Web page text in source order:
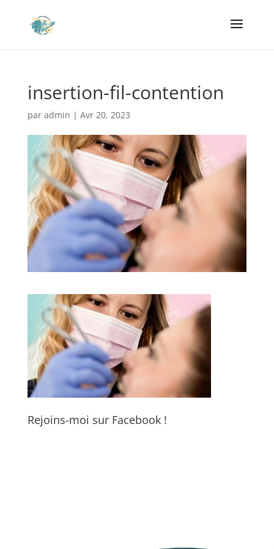
insertion-fil-contention
par admin | Avr 20, 2023
Rejoins-moi sur Facebook !